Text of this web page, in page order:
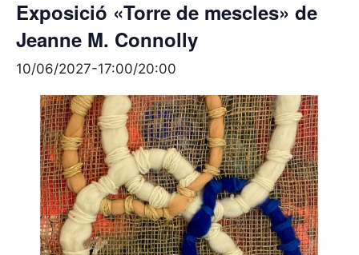
Exposició «Torre de mescles» de
Jeanne M. Connolly
10/06/2027-17:00/20:00